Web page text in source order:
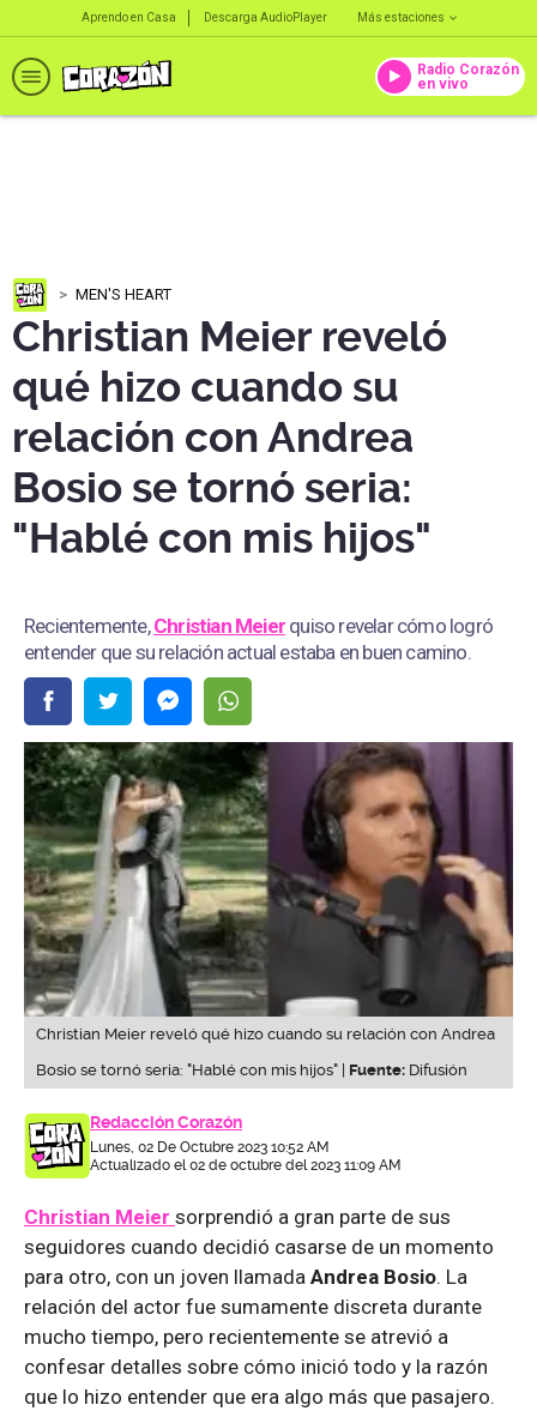
Aprendo en Casa Descarga AudioPlayer Más estaciones
Radio Corazón
en vivo
MEN'S HEART
Christian Meier reveló
qué hizo cuando su
relación con Andrea
Bosio se tornó seria:
"Hablé con mis hijos"
Recientemente,Christian Meier quiso revelar cómo logró
entender que su relación actual estaba en buen camino.
Christian Meier reveló qué hizo cuando su relación con Andrea
Bosio se tornó seria: "Hablé con mis hijos" | Fuente: Difusión
Redacción Corazón
Lunes, 02 De Octubre 2023 10:52 AM
Actualizado el 02 de octubre del 2023 11:09 AM
Christian Meier sorprendió a gran parte de sus
seguidores cuando decidió casarse de un momento
para otro, con un joven llamada Andrea Bosio. La
relación del actor fue sumamente discreta durante
mucho tiempo, pero recientemente se atrevió a
confesar detalles sobre cómo inició todo y la razón
que lo hizo entender que era algo más que pasajero.